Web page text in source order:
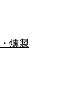
燻製